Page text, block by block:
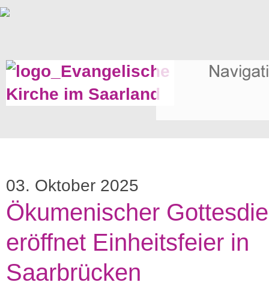
03. Oktober 2025
Ökumenischer
eröffnet Einheitsfeier in
Saarbrücken